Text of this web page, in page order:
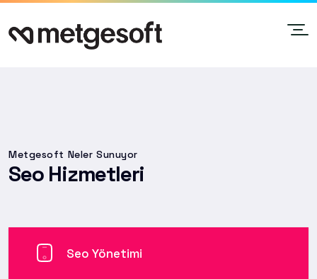
Metgesoft Neler Sunuyor
Seo Hizmetleri
Seo Yönetimi